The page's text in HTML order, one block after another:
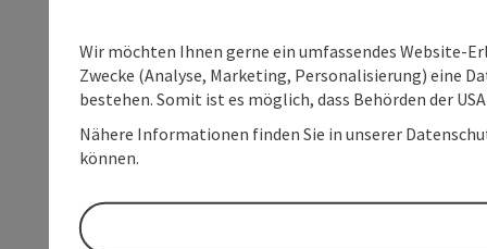
Wir möchten Ihnen gerne ein umfassendes Website-
Zwecke (Analyse, Marketing, Personalisierung) eine
bestehen. Somit ist es möglich, dass Behörden der
Nähere Informationen finden Sie in unserer
können.